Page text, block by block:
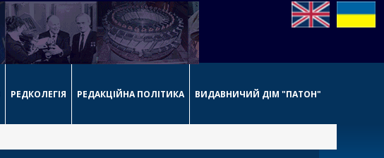
РЕДКОЛЕГІЯ РЕДАКЦІЙНА ПОЛІТИКА ВИДАВНИЧИЙ ДІМ "ПАТОН"